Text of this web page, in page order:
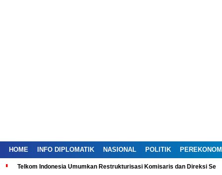
HOME INFO DIPLOMATIK NASIONAL POLITIK
Telkom Indonesia Umumkan Restrukturisasi Komisaris dan Direksi